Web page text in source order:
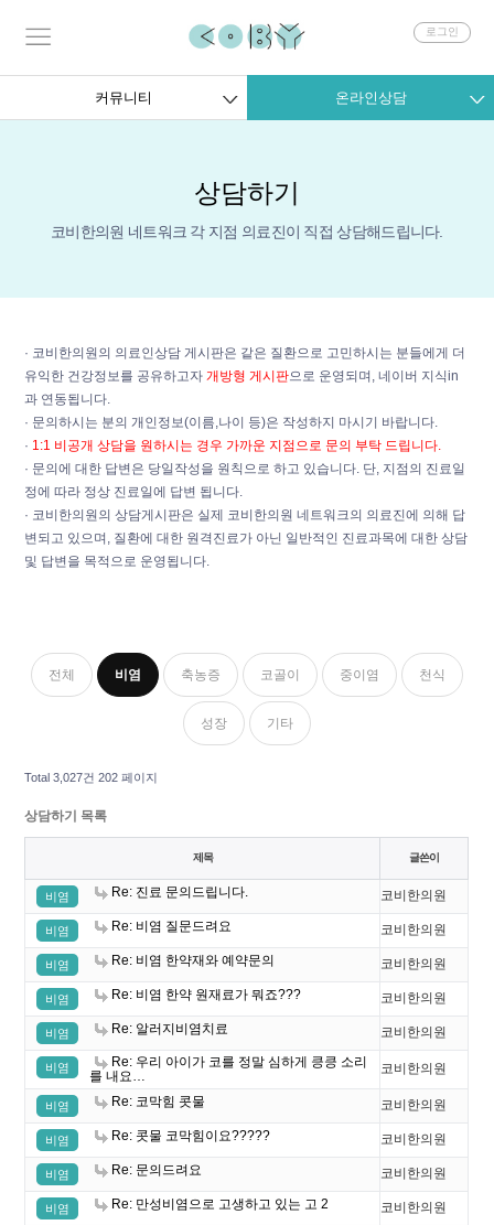
회로그인
커뮤니티 온라인상담
상담하기
코비한의원 네트워크 각 지점 의료진이 직접 상담해드립니다.
· 코비한의원의 의료인상담 게시판은 같은 질환으로 고민하시는 분들에게 더
유익한 건강정보를 공유하고자개방형 게시판으로 운영되며, 네이버 지식in
과 연동됩니다.
· 문의하시는 분의 개인정보(이름,나이 등)은 작성하지 마시기 바랍니다.
· 1:1 비공개 상담을 원하시는 경우 가까운 지점으로 문의 부탁 드립니다.
· 문의에 대한 답변은 당일작성을 원칙으로 하고 있습니다. 단, 지점의 진료일
정에 따라 정상 진료일에 답변 됩니다.
· 코비한의원의 상담게시판은 실제 코비한의원 네트워크의 의료진에 의해 답
변되고 있으며, 질환에 대한 원격진료가 아닌 일반적인 진료과목에 대한 상담
및 답변을 목적으로 운영됩니다.
전체 비염 축농증 코골이 중이염 천식
성장 기타
Total 3,027건 202 페이지
상담하기 목록
제목 글쓴이
비염 Re: 진료 문의드립니다. 코비한의원
비염 Re: 비염 질문드려요 코비한의원
비염 Re: 비염 한약재와 예약문의 코비한의원
비염 Re: 비염 한약 원재료가 뭐죠??? 코비한의원
비염 Re: 알러지비염치료 코비한의원
비염
Re: 우리 아이가 코를 정말 심하게 킁킁 소리
를 내요…
코비한의원
비염 Re: 코막힘 콧물 코비한의원
비염 Re: 콧물 코막힘이요????? 코비한의원
비염 Re: 문의드려요 코비한의원
비염 Re: 만성비염으로 고생하고 있는 고 2 코비한의원